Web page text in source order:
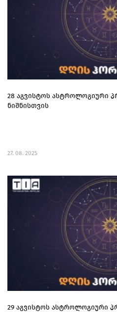
28 აგვისტოს ასტროლოგიური
ნიშნისთვის
27. 08. 2025
29 აგვისტოს ასტროლოგიური